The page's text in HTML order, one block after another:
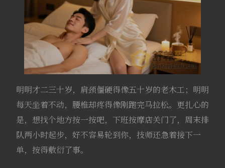
明明才二三十岁，肩颈僵硬得像五十岁的老木工；明明
每天坐着不动，腰椎却疼得像刚跑完马拉松。更扎心的
是，想找个地方按一按吧，下班按摩店关门了，周末排
队两小时起步，好不容易轮到你，技师还急着接下一
单，按得敷衍了事。